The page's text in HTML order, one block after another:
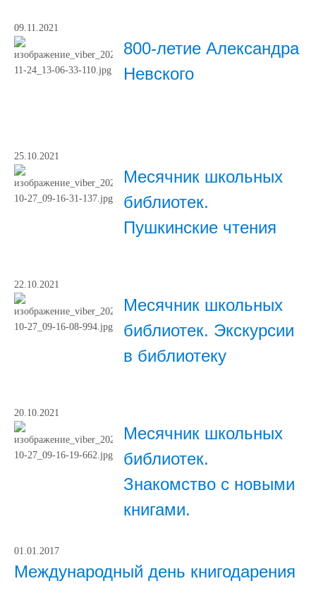
09.11.2021
800-летие Александра
Невского
25.10.2021
Месячник школьных
библиотек.
Пушкинские чтения
22.10.2021
Месячник школьных
библиотек. Экскурсии
в библиотеку
20.10.2021
Месячник школьных
библиотек.
Знакомство с новыми
книгами.
01.01.2017
Международный день книгодарения